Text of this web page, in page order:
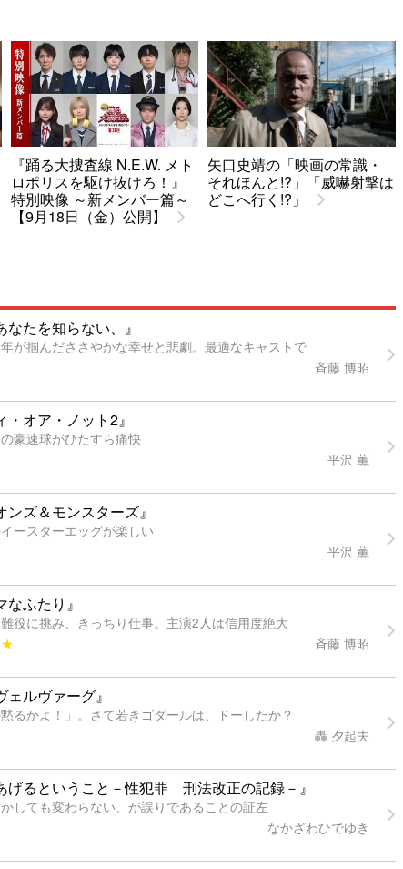
『踊る大捜査線 N.E.W. メト
ロポリスを駆け抜けろ！』
特別映像 ～新メンバー篇～
【9月18日（金）公開】
矢口史靖の「映画の常識・
それほんと!?」「威嚇射撃は
どこへ行く!?」
なたを知らない、』
が掴んだささやかな幸せと悲劇。最適なキャストで
斉藤 博昭
・オア・ノット2』
豪速球がひたすら痛快
平沢 薫
ンズ＆モンスターズ』
ースターエッグが楽しい
平沢 薫
なふたり』
役に挑み、きっちり仕事。主演2人は信用度絶大
斉藤 博昭
ェルヴァーグ』
黙るかよ！」。さて若きゴダールは、ドーしたか？
轟 夕起夫
げるということ－性犯罪 刑法改正の記録－』
しても変わらない、が誤りであることの証左
なかざわひでゆき